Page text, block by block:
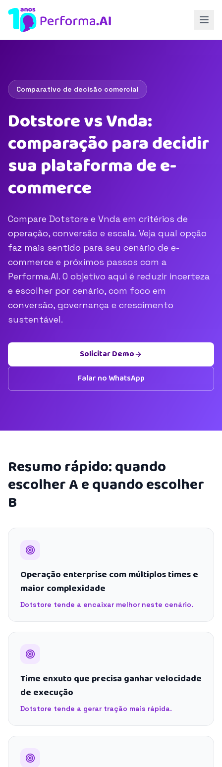
Comparativo de decisão comercial
Dotstore vs Vnda:
comparação para decidir
sua plataforma de e-
commerce
Compare Dotstore e Vnda em critérios de
operação, conversão e escala. Veja qual opção
faz mais sentido para seu cenário de e-
commerce e próximos passos com a
Performa.AI. O objetivo aqui é reduzir incerteza
e escolher por cenário, com foco em
conversão, governança e crescimento
sustentável.
Solicitar Demo
Falar no WhatsApp
Resumo rápido: quando
escolher A e quando escolher
B
Operação enterprise com múltiplos times e
maior complexidade
Dotstore tende a encaixar melhor neste cenário.
Time enxuto que precisa ganhar velocidade
de execução
Dotstore tende a gerar tração mais rápida.